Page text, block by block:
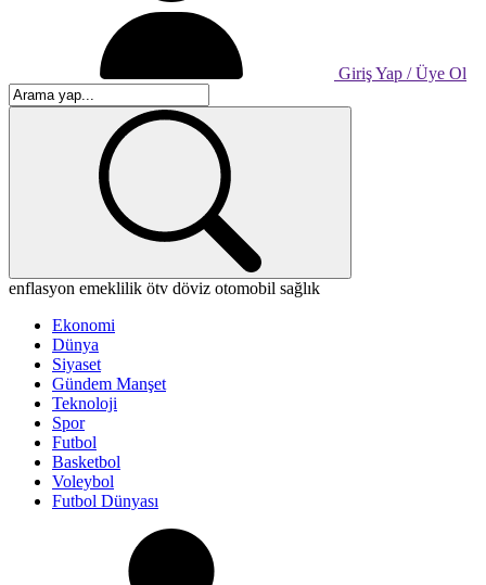
Giriş Yap / Üye Ol
enflasyon emeklilik ötv döviz otomobil sağlık
Ekonomi
Dünya
Siyaset
Gündem Manşet
Teknoloji
Spor
Futbol
Basketbol
Voleybol
Futbol Dünyası